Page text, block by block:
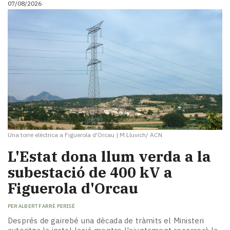
i
Cultura
Esports
Mai
tant!
mitjans
El
temps
Reportatges
Entrevistes
Enquestes
A
escena!
Dis
la
teva!
07/08/2026
Una torre elèctrica a Figuerola d'Orcau | M.Lluvich/ ACN
L'Estat dona llum verda a la
subestació de 400 kV a
Figuerola d'Orcau
PER ALBERT FARRÉ PERISÉ
Després de gairebé una dècada de tràmits el Ministeri